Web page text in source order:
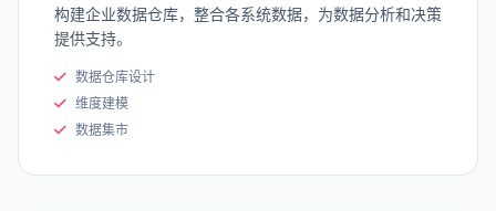
构建企业数据仓库，整合各系统数据，为数据分析和决策
提供支持。
数据仓库设计
维度建模
数据集市